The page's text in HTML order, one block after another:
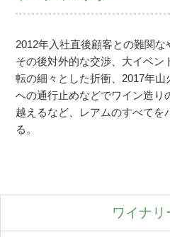
2012年入社直後顧客との難関な
その後対外的な交渉、大イベン
転の細々とした折衝、2017年
への通行止めなどでワイン造り
越えるなど、レアムのすべてを
る。
ワイナリ